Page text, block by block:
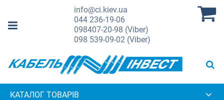
info@ci.kiev.ua
044236-19-06
098407-20-98 (Viber)
098 539-09-02 (Viber)
КАТАЛОГ ТОВАРІВ